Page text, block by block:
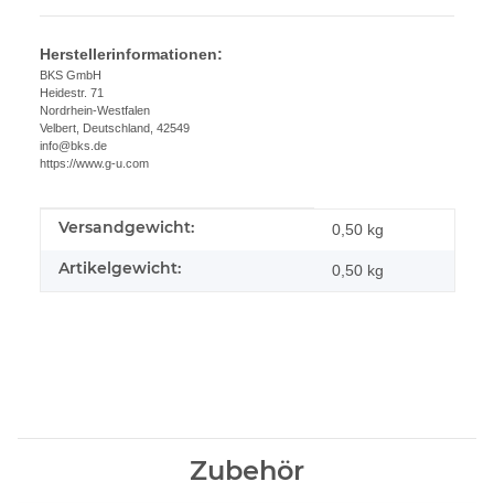
Herstellerinformationen:
BKS GmbH
Heidestr. 71
Nordrhein-Westfalen
Velbert, Deutschland, 42549
info@bks.de
https://www.g-u.com
Produkteigenschaft
Wert
Versandgewicht: 0,50 kg
Artikelgewicht: 0,50 kg
Zubehör